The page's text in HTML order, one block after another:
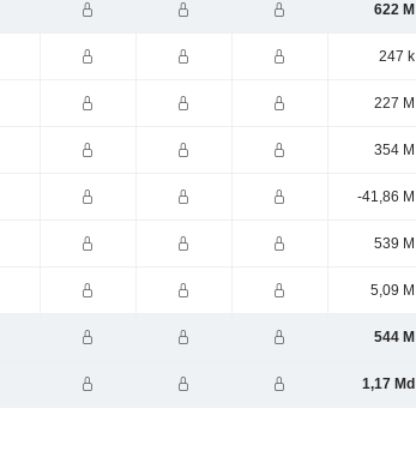
622 M
247 k
227 M
354 M
-41,86 M
539 M
5,09 M
544 M
1,17 Md